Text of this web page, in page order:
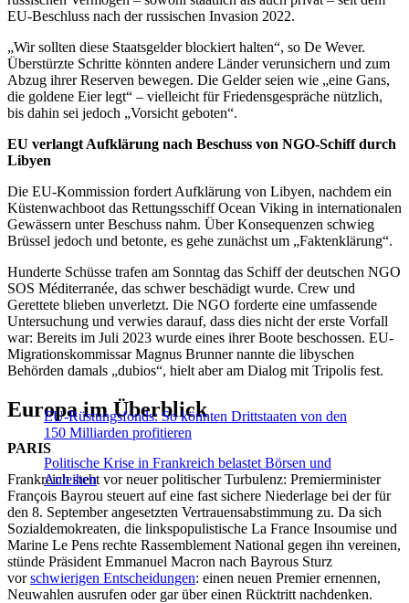
EU-Beschluss nach der russischen Invasion 2022.
„Wir sollten diese Staatsgelder blockiert halten“, so De Wever.
Überstürzte Schritte könnten andere Länder verunsichern und zum
Abzug ihrer Reserven bewegen. Die Gelder seien wie „eine Gans,
die goldene Eier legt“ – vielleicht für Friedensgespräche nützlich,
bis dahin sei jedoch „Vorsicht geboten“.
EU verlangt Aufklärung nach Beschuss von NGO-Schiff durch
Libyen
Die EU-Kommission fordert Aufklärung von Libyen, nachdem ein
Küstenwachboot das Rettungsschiff Ocean Viking in internationalen
Gewässern unter Beschuss nahm. Über Konsequenzen schwieg
Brüssel jedoch und betonte, es gehe zunächst um „Faktenklärung“.
Hunderte Schüsse trafen am Sonntag das Schiff der deutschen NGO
SOS Méditerranée, das schwer beschädigt wurde. Crew und
Gerettete blieben unverletzt. Die NGO forderte eine umfassende
Untersuchung und verwies darauf, dass dies nicht der erste Vorfall
war: Bereits im Juli 2023 wurde eines ihrer Boote beschossen. EU-
Migrationskommissar Magnus Brunner nannte die libyschen
Behörden damals „dubios“, hielt aber am Dialog mit Tripolis fest.
EU-Rüstungsfonds: So könnten Drittstaaten von den
150 Milliarden profitieren
Europa im Überblick
Politische Krise in Frankreich belastet Börsen und
Anleihen
PARIS
Frankreich steht vor neuer politischer Turbulenz: Premierminister
François Bayrou steuert auf eine fast sichere Niederlage bei der für
den 8. September angesetzten Vertrauensabstimmung zu. Da sich
Sozialdemokreaten, die linkspopulistische La France Insoumise und
Marine Le Pens rechte Rassemblement National gegen ihn vereinen,
stünde Präsident Emmanuel Macron nach Bayrous Sturz
vorschwierigen Entscheidungen: einen neuen Premier ernennen,
Neuwahlen ausrufen oder gar über einen Rücktritt nachdenken.